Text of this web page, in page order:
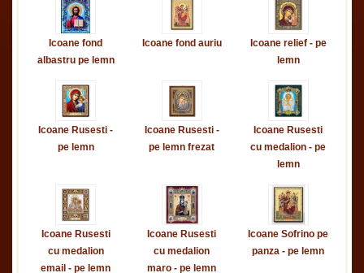
Icoane fond
albastru pe lemn
Icoane fond auriu
Icoane relief - pe
lemn
Icoane Rusesti -
pe lemn
Icoane Rusesti -
pe lemn frezat
Icoane Rusesti
cu medalion - pe
lemn
Icoane Rusesti
cu medalion
email - pe lemn
Icoane Rusesti
cu medalion
maro - pe lemn
Icoane Sofrino pe
panza - pe lemn